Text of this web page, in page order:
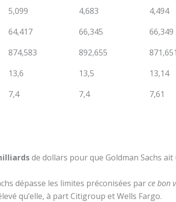
5,099 4,683 4,494
64,417 66,345 66,349
874,583 892,655 871,651
13,6 13,5 13,14
7,4 7,4 7,61
de dollars pour que Goldman Sachs
dépasse les limites préconisées par ce bon
qu’elle, à part Citigroup et Wells Fargo.